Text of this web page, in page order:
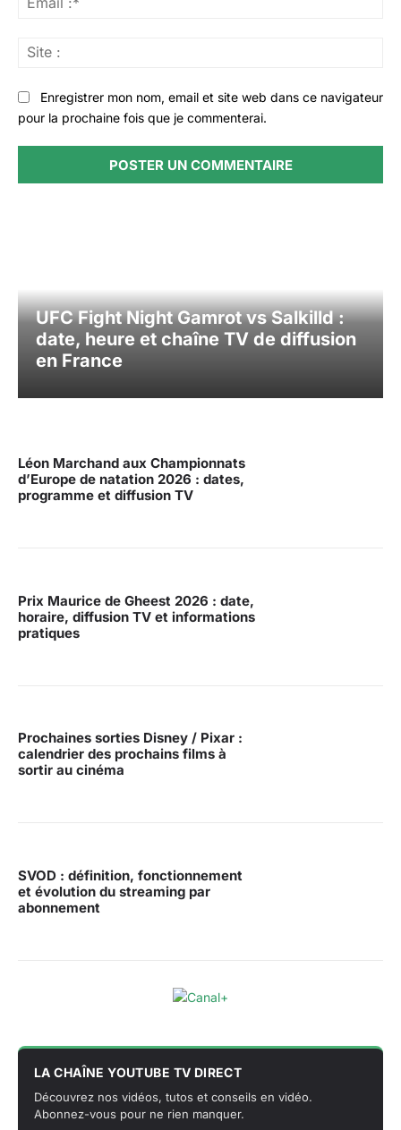
Enregistrer mon nom, email et site web dans ce navigateur
pour la prochaine fois que je commenterai.
UFC Fight Night Gamrot vs Salkilld :
date, heure et chaîne TV de diffusion
en France
Léon Marchand aux Championnats
d’Europe de natation 2026 : dates,
programme et diffusion TV
Prix Maurice de Gheest 2026 : date,
horaire, diffusion TV et informations
pratiques
Prochaines sorties Disney / Pixar :
calendrier des prochains films à
sortir au cinéma
SVOD : définition, fonctionnement
et évolution du streaming par
abonnement
LA CHAÎNE YOUTUBE TV DIRECT
Découvrez nos vidéos, tutos et conseils en vidéo.
Abonnez-vous pour ne rien manquer.